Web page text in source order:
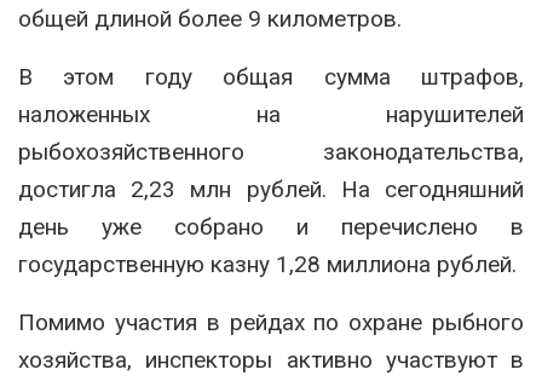
общей длиной более 9 километров.
В этом году общая сумма штрафов,
наложенных на нарушителей
рыбохозяйственного законодательства,
достигла 2,23 млн рублей. На сегодняшний
день уже собрано и перечислено в
государственную казну 1,28 миллиона рублей.
Помимо участия в рейдах по охране рыбного
хозяйства, инспекторы активно участвуют в